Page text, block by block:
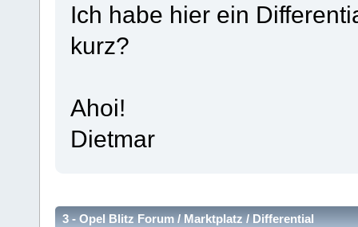
Ich habe hier ein
kurz?
Ahoi!
Dietmar
3 - Opel Blitz Forum / Marktplatz / Differential